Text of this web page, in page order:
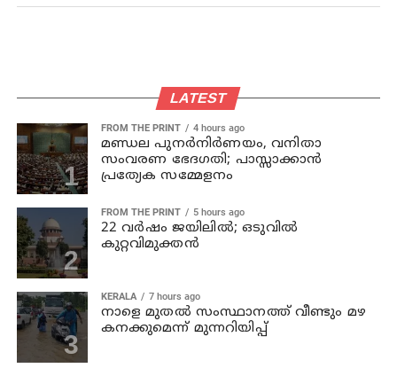
LATEST
FROM THE PRINT 4 hours ago
മണ്ഡല പുനർനിർണയം, വനിതാ
സംവരണ ഭേദഗതി; പാസ്സാക്കാൻ
പ്രത്യേക സമ്മേളനം
FROM THE PRINT 5 hours ago
22 വർഷം ജയിലിൽ; ഒടുവിൽ
കുറ്റവിമുക്തൻ
KERALA 7 hours ago
നാളെ മുതല്‍ സംസ്ഥാനത്ത് വീണ്ടും മഴ
കനക്കുമെന്ന് മുന്നറിയിപ്പ്